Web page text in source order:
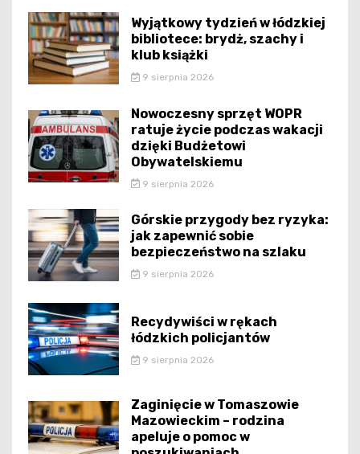
Wyjątkowy tydzień w łódzkiej
bibliotece: brydż, szachy i
klub książki
9 sierpnia 2026
Nowoczesny sprzęt WOPR
ratuje życie podczas wakacji
dzięki Budżetowi
Obywatelskiemu
9 sierpnia 2026
Górskie przygody bez ryzyka:
jak zapewnić sobie
bezpieczeństwo na szlaku
9 sierpnia 2026
Recydywiści w rękach
łódzkich policjantów
9 sierpnia 2026
Zaginięcie w Tomaszowie
Mazowieckim – rodzina
apeluje o pomoc w